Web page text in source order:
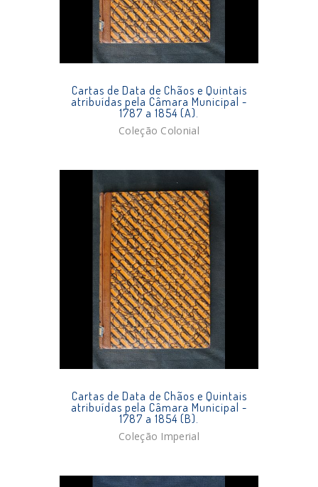
Cartas de Data de Chãos e Quintais
atribuídas pela Câmara Municipal -
1787 a 1854 (A).
Coleção Colonial
Cartas de Data de Chãos e Quintais
atribuídas pela Câmara Municipal -
1787 a 1854 (B).
Coleção Imperial